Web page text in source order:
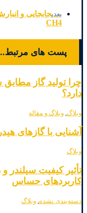
بعدیجابجایی و
CH4
پست های
چرا تولید گاز
دارد؟
وبلاگ وبلاگ و مقاله
آشنایی با گازهای
وبلاگ
تأثیر کیفیت سیلندر و
کاربردهای حساس
دسته‌بندی نشده وبلاگ